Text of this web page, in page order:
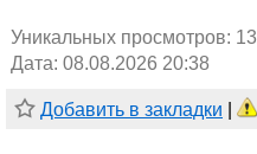
Уникальных просмотров: 13
Дата: 08.08.2026 20:38
Добавить в закладки